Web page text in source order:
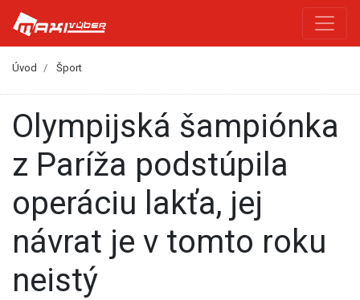
Úvod Šport
Olympijská šampiónka
z Paríža podstúpila
operáciu lakťa, jej
návrat je v tomto roku
neistý